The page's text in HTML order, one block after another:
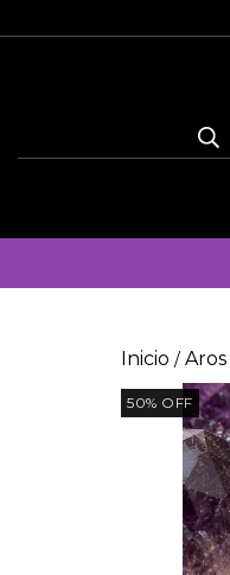
Inicio / Aros
50% OFF